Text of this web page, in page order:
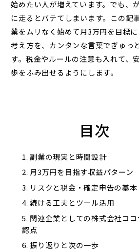
始めたい人が増えています。でも、
に走るとバテてしまいます。この記
業をムリなく始めて月3万円を目標
考え方を、カンタンな言葉でぎゅっ
す。税金やルールの注意も入れて、
歩をふみ出せるようにします。
目次
副業の現実と時間設計
月3万円を目指す収益パターン
リスクと税金・確定申告の基本
続ける工夫とツール活用
関連企業としての株式会社コ
認点
振り返りと次の一歩